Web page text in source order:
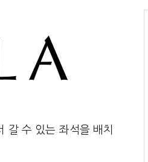
갈 수 있는 좌석을 배치